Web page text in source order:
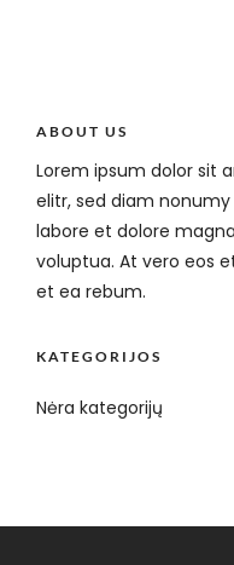
ABOUT US
Lorem ipsum dolor sit
elitr, sed diam
labore et dolore
voluptua. At vero eos
et ea rebum.
KATEGORIJOS
Nėra kategorijų